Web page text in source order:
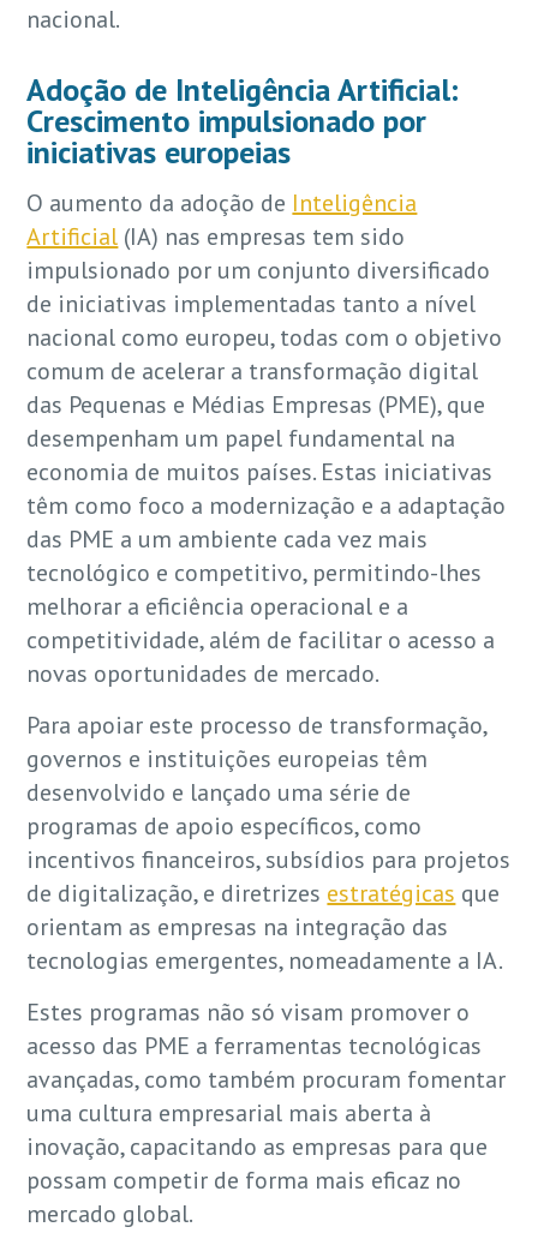
nacional.
Adoção de Inteligência Artificial:
Crescimento impulsionado por
iniciativas europeias
O aumento da adoção de Inteligência
Artificial (IA) nas empresas tem sido
impulsionado por um conjunto diversificado
de iniciativas implementadas tanto a nível
nacional como europeu, todas com o objetivo
comum de acelerar a transformação digital
das Pequenas e Médias Empresas (PME), que
desempenham um papel fundamental na
economia de muitos países. Estas iniciativas
têm como foco a modernização e a adaptação
das PME a um ambiente cada vez mais
tecnológico e competitivo, permitindo-lhes
melhorar a eficiência operacional e a
competitividade, além de facilitar o acesso a
novas oportunidades de mercado.
Para apoiar este processo de transformação,
governos e instituições europeias têm
desenvolvido e lançado uma série de
programas de apoio específicos, como
incentivos financeiros, subsídios para projetos
de digitalização, e diretrizes estratégicas que
orientam as empresas na integração das
tecnologias emergentes, nomeadamente a IA.
Estes programas não só visam promover o
acesso das PME a ferramentas tecnológicas
avançadas, como também procuram fomentar
uma cultura empresarial mais aberta à
inovação, capacitando as empresas para que
possam competir de forma mais eficaz no
mercado global.